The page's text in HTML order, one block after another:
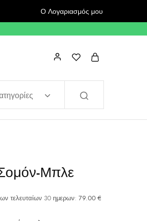
Ο Λογαριασμός μου
Μπλε
τελευταίων 30 ημερων: 79.00 €